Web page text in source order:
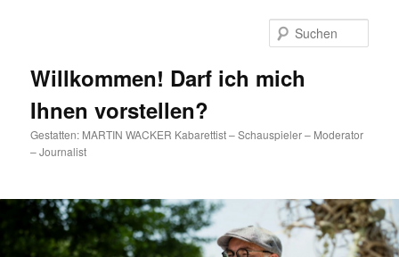
Willkommen! Darf ich mich
Ihnen vorstellen?
Gestatten: MARTIN WACKER Kabarettist – Schauspieler – Moderator
– Journalist